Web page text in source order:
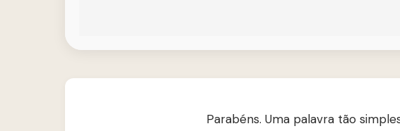
Parabéns. Uma palavra tão